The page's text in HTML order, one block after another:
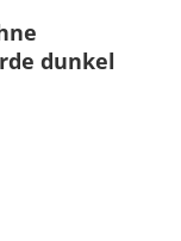
dunkel